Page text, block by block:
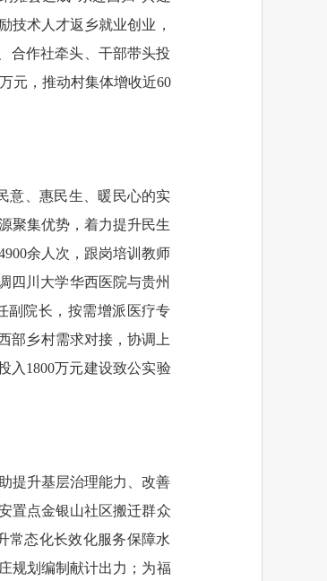
技术人才返乡就业创业，
合作社牵头、干部带头投
元，推动村集体增收近60
意、惠民生、暖民心的实
聚集优势，着力提升民生
余人次，跟岗培训教师
四川大学华西医院与贵州
副院长，按需增派医疗专
部乡村需求对接，协调上
入1800万元建设致公实验
提升基层治理能力、改善
置点金银山社区搬迁群众
常态化长效化服务保障水
规划编制献计出力；为福